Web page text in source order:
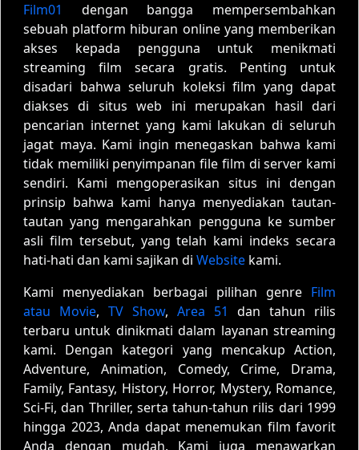
Film01
dengan bangga mempersembahkan
sebuah platform hiburan online yang memberikan
akses kepada pengguna untuk menikmati
streaming film secara gratis. Penting untuk
disadari bahwa seluruh koleksi film yang dapat
diakses di situs web ini merupakan hasil dari
pencarian internet yang kami lakukan di seluruh
jagat maya. Kami ingin menegaskan bahwa kami
tidak memiliki penyimpanan file film di server kami
sendiri. Kami mengoperasikan situs ini dengan
prinsip bahwa kami hanya menyediakan tautan-
tautan yang mengarahkan pengguna ke sumber
asli film tersebut, yang telah kami indeks secara
hati-hati dan kami sajikan di Website kami.
Kami menyediakan berbagai pilihan genre Film
atau Movie, TV Show, Area 51
dan tahun rilis
terbaru untuk dinikmati dalam layanan streaming
kami. Dengan kategori yang mencakup Action,
Adventure, Animation, Comedy, Crime, Drama,
Family, Fantasy, History, Horror, Mystery, Romance,
Sci-Fi, dan Thriller, serta tahun-tahun rilis dari 1999
hingga 2023, Anda dapat menemukan film favorit
Anda dengan mudah. Kami juga menawarkan